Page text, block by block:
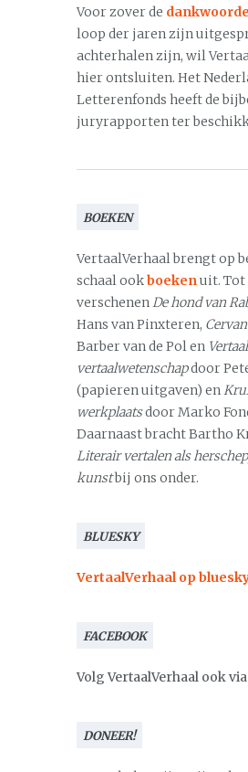
Voor zover de
loop der jaren zijn
achterhalen zijn, wil
hier ontsluiten. Het
Letterenfonds heeft de
juryrapporten ter
BOEKEN
VertaalVerhaal brengt op
schaal ookboekenuit. Tot
verschenenDe hond van
Hans van Pinxteren,
Barber van de Pol en
vertaalwetenschapdoor
(papieren uitgaven) en
werkplaatsdoor Marko
Daarnaast bracht Bartho
Literair vertalen als
kunstbij ons onder.
BLUESKY
VertaalVerhaal op
FACEBOOK
Volg VertaalVerhaal ook via
DONEER!